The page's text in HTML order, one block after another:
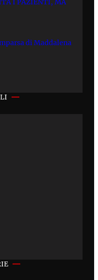
I PAZIENTI, MA
di Maddalena